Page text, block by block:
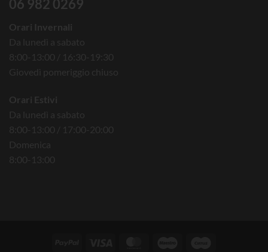
06 982 0269
Orari Invernali
Da lunedì a sabato
8:00-13:00 / 16:30-19:30
Giovedì pomeriggio chiuso
Orari Estivi
Da lunedì a sabato
8:00-13:00 / 17:00-20:00
Domenica
8:00-13:00